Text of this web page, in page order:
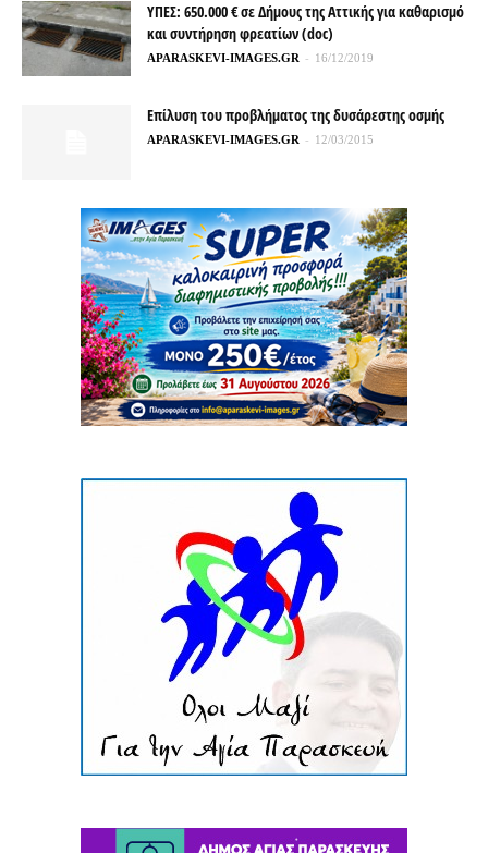
ΥΠΕΣ: 650.000 € σε Δήμους της Αττικής για καθαρισμό
και συντήρηση φρεατίων (doc)
APARASKEVI-IMAGES.GR - 16/12/2019
Επίλυση του προβλήματος της δυσάρεστης οσμής
APARASKEVI-IMAGES.GR - 12/03/2015